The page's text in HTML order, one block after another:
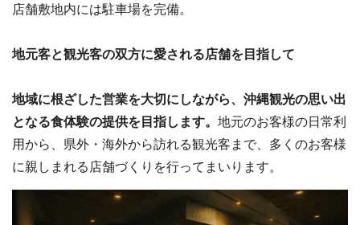
店舗敷地内には駐車場を完備。
地元客と観光客の双方に愛される店舗を目指して
地域に根ざした営業を大切にしながら、沖縄観光の思い出
となる食体験の提供を目指します。 地元のお客様の日常利
用から、県外・海外から訪れる観光客まで、多くのお客様
に親しまれる店舗づくりを行ってまいります。